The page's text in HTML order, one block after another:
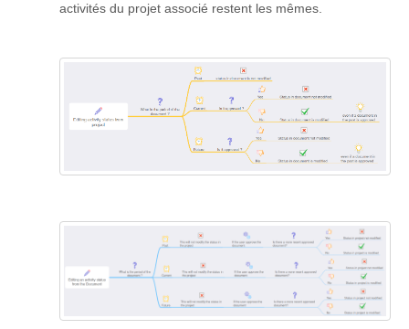
activités du projet associé restent les mêmes.